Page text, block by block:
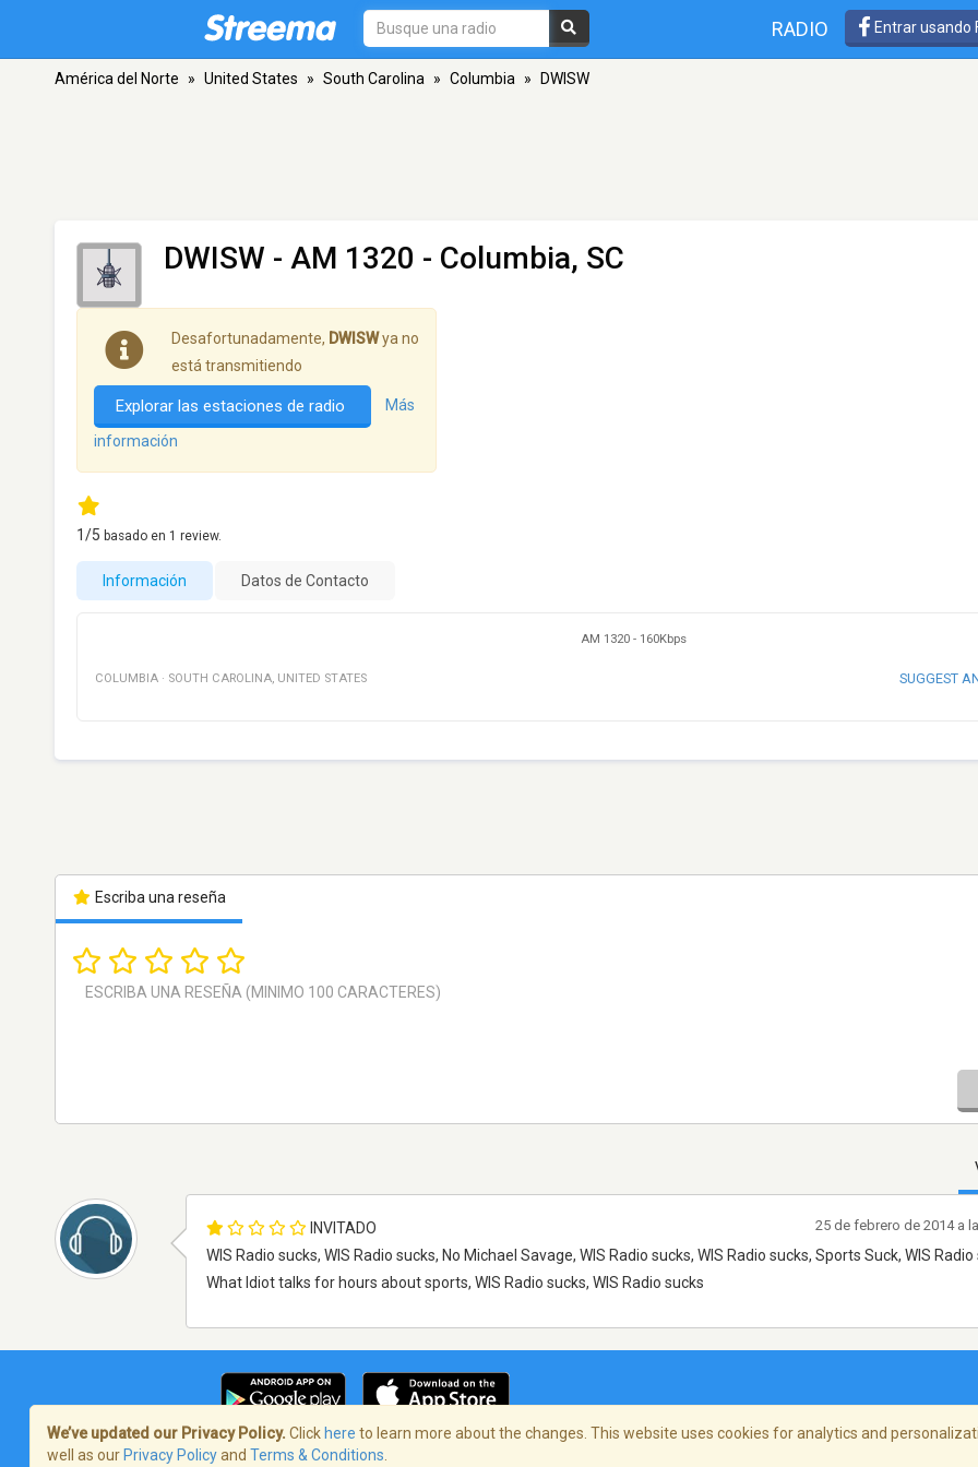
RADIO Entrar usando
América del Norte » United States » South Carolina » Columbia » DWISW
DWISW - AM 1320 - Columbia, SC
Desafortunadamente, DWISWya no
está transmitiendo
Explorar las estaciones de radio Más
información
1/5 basado en 1 review.
Información Datos de Contacto
AM 1320 - 160Kbps
COLUMBIA · SOUTH CAROLINA, UNITED STATES SUGGEST
Escriba una reseña
INVITADO
WIS Radio sucks, WIS Radio sucks, No Michael Savage, WIS Radio sucks, WIS Radio sucks, Sports Suck, WIS Radio
What Idiot talks for hours about sports, WIS Radio sucks, WIS Radio sucks
25 de febrero de 2014 a
Términos de servicio/Política de privacidad
We’ve updated our Privacy Policy. Click here to learn more about the changes. This website uses cookies for analytics and
well as our Privacy Policyand Terms & Conditions